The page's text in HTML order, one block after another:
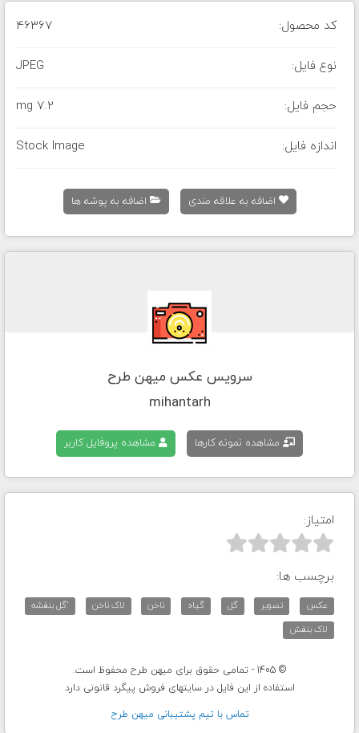
کد محصول: 46367
نوع فایل: JPEG
حجم فایل: 7.2 mg
اندازه فایل: Stock Image
اضافه به علاقه مندی اضافه به پوشه ها
سرویس عکس میهن طرح
mihantarh
مشاهده نمونه کارها مشاهده پروفایل کاربر
امتیاز:



برچسب ها:
عکس تصویر گل گیاه ناخن لاک ناخن
'گل بنفشه
لاک بنفش
© 1405 - تمامی حقوق برای میهن طرح محفوظ است.
استفاده از این فایل در سایتهای فروش پیگرد قانونی دارد
تماس با تيم پشتيبانی ميهن طرح